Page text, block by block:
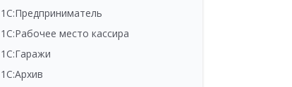
1С:Предприниматель
1С:Рабочее место кассира
1С:Гаражи
1С:Архив